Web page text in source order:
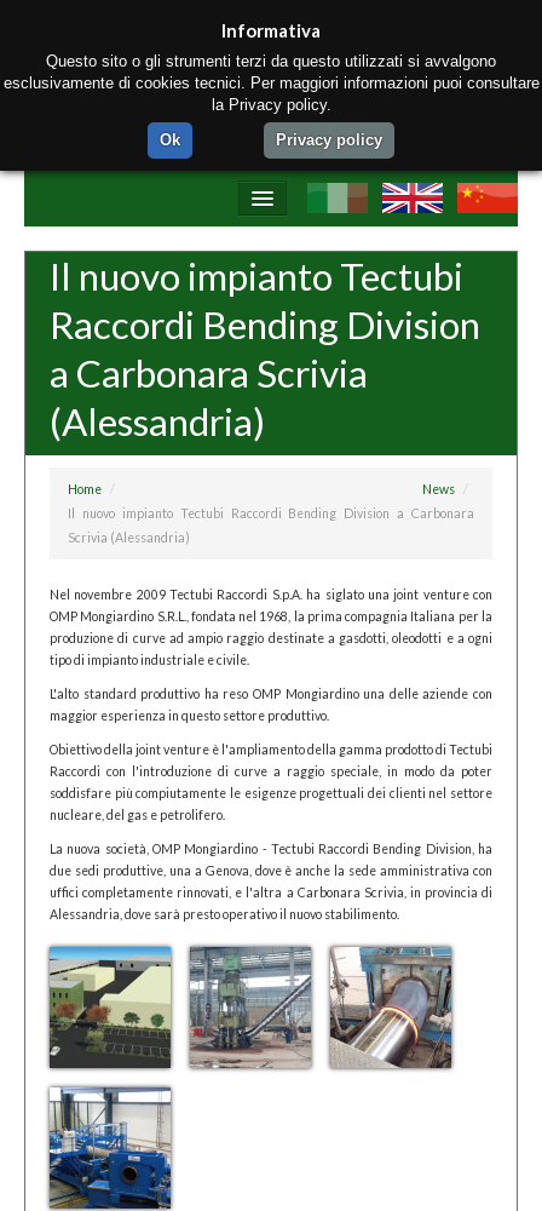
Home
Chi siamo
Prodotti
Materiali
Strumenti di produzione
Contatti
Il nuovo impianto Tectubi
Raccordi Bending Division
a Carbonara Scrivia
(Alessandria)
Home / News
/
Il nuovo impianto Tectubi Raccordi Bending Division a Carbonara
Scrivia (Alessandria)
Nel novembre 2009 Tectubi Raccordi S.p.A. ha siglato una joint venture con
OMP Mongiardino S.R.L., fondata nel 1968, la prima compagnia Italiana per la
produzione di curve ad ampio raggio destinate a gasdotti, oleodotti e a ogni
tipo di impianto industriale e civile.
L'alto standard produttivo ha reso OMP Mongiardino una delle aziende con
maggior esperienza in questo settore produttivo.
Obiettivo della joint venture è l'ampliamento della gamma prodotto di Tectubi
Raccordi con l'introduzione di curve a raggio speciale, in modo da poter
soddisfare più compiutamente le esigenze progettuali dei clienti nel settore
nucleare, del gas e petrolifero.
La nuova società, OMP Mongiardino - Tectubi Raccordi Bending Division, ha
due sedi produttive, una a Genova, dove è anche la sede amministrativa con
uffici completamente rinnovati, e l'altra a Carbonara Scrivia, in provincia di
Alessandria, dove sarà presto operativo il nuovo stabilimento.
Informativa
Questo sito o gli strumenti terzi da questo utilizzati si avvalgono
esclusivamente di cookies tecnici. Per maggiori informazioni puoi consultare
la Privacy policy.
Ok
Privacy policy